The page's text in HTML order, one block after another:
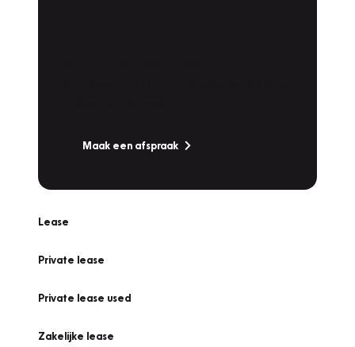
Maak een afspraak
Lease
Private lease
Private lease used
Zakelijke lease